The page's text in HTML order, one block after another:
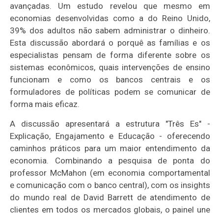
avançadas. Um estudo revelou que mesmo em
economias desenvolvidas como a do Reino Unido,
39% dos adultos não sabem administrar o dinheiro.
Esta discussão abordará o porquê as famílias e os
especialistas pensam de forma diferente sobre os
sistemas econômicos, quais intervenções de ensino
funcionam e como os bancos centrais e os
formuladores de políticas podem se comunicar de
forma mais eficaz.
A discussão apresentará a estrutura "Três Es" -
Explicação, Engajamento e Educação - oferecendo
caminhos práticos para um maior entendimento da
economia. Combinando a pesquisa de ponta do
professor McMahon (em economia comportamental
e comunicação com o banco central), com os insights
do mundo real de David Barrett de atendimento de
clientes em todos os mercados globais, o painel une